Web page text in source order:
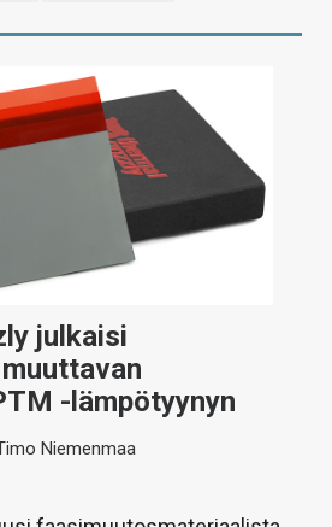
julkaisi
-lämpötyynyn
Niemenmaa